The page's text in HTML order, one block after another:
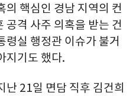
의 핵심인 경남 지역의 컨
공격 사주 의혹을 받는 건
령실 행정관 이슈가 불거
지기도 했다.
난 21일 면담 직후 김건희